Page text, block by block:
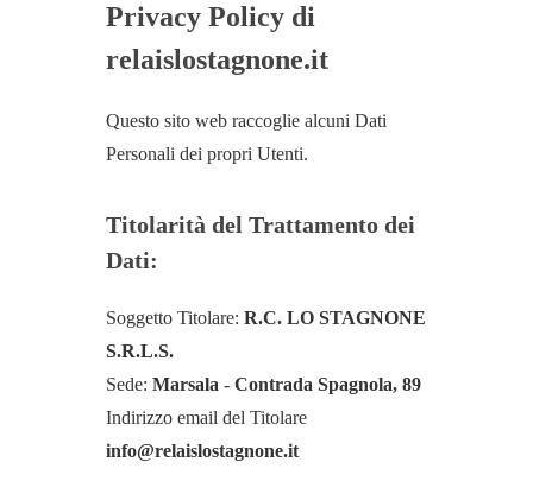
Privacy Policy di
relaislostagnone.it
Questo sito web raccoglie alcuni Dati
Personali dei propri Utenti.
Titolarità del Trattamento dei
Dati:
Soggetto Titolare: R.C. LO STAGNONE
S.R.L.S.
Sede: Marsala - Contrada Spagnola, 89
Indirizzo email del Titolare
info@relaislostagnone.it